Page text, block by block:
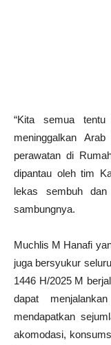
“Kita semua
meninggalkan
perawatan di
dipantau oleh tim
lekas sembuh
sambungnya.
Muchlis M Hanafi
juga bersyukur
1446 H/2025 M
dapat
mendapatkan
akomodasi,